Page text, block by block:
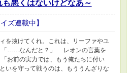
悪くはないけどなあ～
ズ連載中】
を抜けてくれ。これは、リーファやユ
「……なんだと？」 レオンの言葉を
お前の実力では、もう俺たちに付い
いを守って戦うのは、もううんざりな